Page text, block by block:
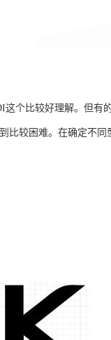
个比较好理解。但有
较困难。在确定不